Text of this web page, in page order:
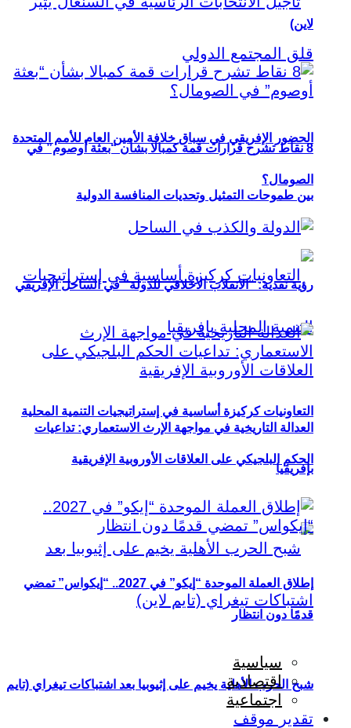
الحضور الإفريقي في سباق خلافة الأمين العام للأمم المتحدة
بين طموحات التمثيل وتحديات المنافسة الدولية
التعاونيات كركيزة أساسية في إستراتيجيات التنمية المحلية
بإفريقيا
شبح الحرب الأهلية يخيم على إثيوبيا بعد اشتباكات تيغراي (تايم
لاين)
8 نقاط تشرح قرارات قمة كمبالا بشأن “بعثة أوصوم” في
الصومال؟
رؤية نقدية: “الانقلاب الأخلاقي للدولة” في الساحل الإفريقي
العدالة التاريخية في مواجهة الإرث الاستعماري: تداعيات
الحكم البلجيكي على العلاقات الأوروبية الإفريقية
إطلاق العملة الموحدة “إيكو” في 2027.. “إيكواس” تمضي
قدمًا دون انتظار
سياسية
اقتصادية
اجتماعية
تقدير موقف